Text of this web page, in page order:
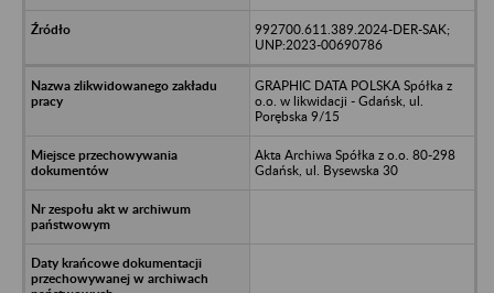
992700.611.389.2024-DER-SAK;
UNP:2023-00690786
GRAPHIC DATA POLSKA Spółka z
o.o. w likwidacji - Gdańsk, ul.
Porębska 9/15
Akta Archiwa Spółka z o.o. 80-298
Gdańsk, ul. Bysewska 30